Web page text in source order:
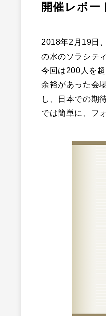
開催レポー
2018年2月19日
の水のソラシテ
今回は200人を
余裕があった会
し、日本での期
では簡単に、フ